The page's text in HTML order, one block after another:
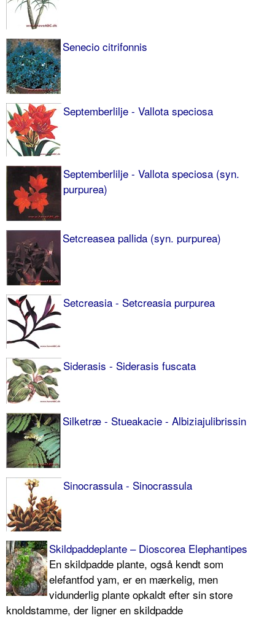
Senecio citrifonnis
Septemberlilje - Vallota speciosa
Septemberlilje - Vallota speciosa (syn.
purpurea)
Setcreasea pallida (syn. purpurea)
Setcreasia - Setcreasia purpurea
Siderasis - Siderasis fuscata
Silketræ - Stueakacie - Albiziajulibrissin
Sinocrassula - Sinocrassula
Skildpaddeplante – Dioscorea Elephantipes
En skildpadde plante, også kendt som
elefantfod yam, er en mærkelig, men
vidunderlig plante opkaldt efter sin store
knoldstamme, der ligner en skildpadde